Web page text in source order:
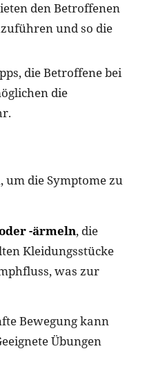
den Betroffenen
und so die
die Betroffene bei
die
die Symptome zu
-ärmeln, die
Kleidungsstücke
was zur
Bewegung kann
Übungen